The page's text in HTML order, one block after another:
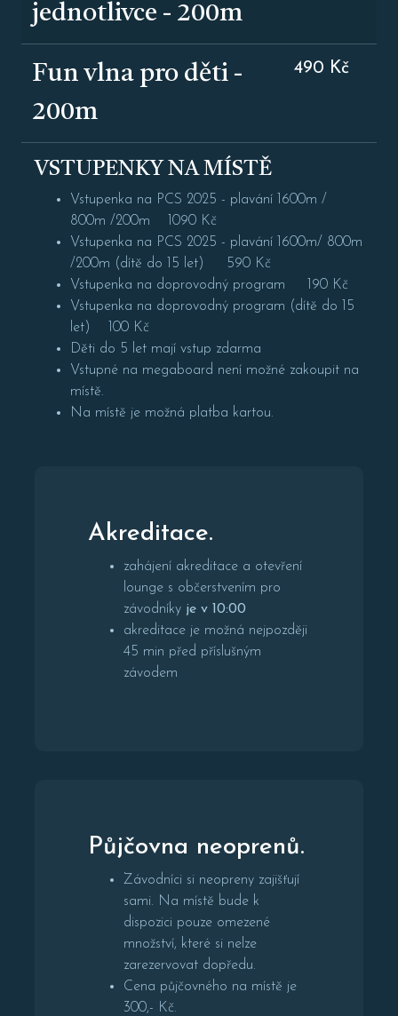
jednotlivce - 200m
Fun vlna pro děti -
200m
490 Kč
VSTUPENKY NA MÍSTĚ
Vstupenka na PCS 2025 - plavání 1600m /
800m /200m 1090 Kč
Vstupenka na PCS 2025 - plavání 1600m/ 800m
/200m (dítě do 15 let) 590 Kč
Vstupenka na doprovodný program 190 Kč
Vstupenka na doprovodný program (dítě do 15
let) 100 Kč
Děti do 5 let mají vstup zdarma
Vstupné na megaboard není možné zakoupit na
místě.
Na místě je možná platba kartou.
Akreditace.
zahájení akreditace a otevření
lounge s občerstvením pro
závodníky je v 10:00
akreditace je možná nejpozději
45 min před příslušným
závodem
Půjčovna neoprenů.
Závodníci si neopreny zajišťují
sami. Na místě bude k
dispozici pouze omezené
množství, které si nelze
zarezervovat dopředu.
Cena půjčovného na místě je
300,- Kč.